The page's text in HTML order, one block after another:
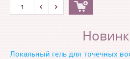
Локальный гель для точечных